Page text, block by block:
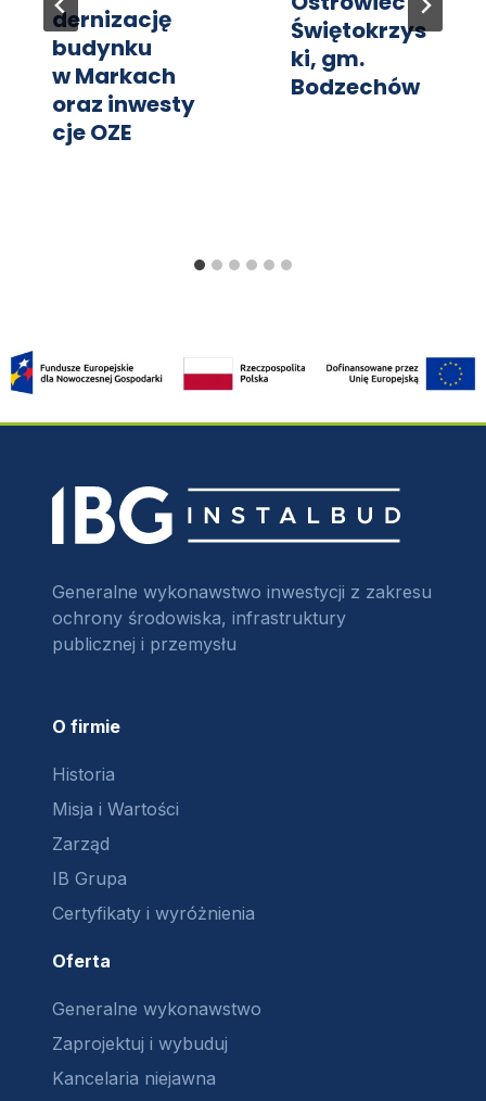
dernizację
budynku
w Markach
oraz inwesty
cje OZE
Świętokrzys
ki, gm.
Bodzechów
Generalne wykonawstwo inwestycji z zakresu
ochrony środowiska, infrastruktury
publicznej i przemysłu
O firmie
Historia
Misja i Wartości
Zarząd
IB Grupa
Certyfikaty i wyróżnienia
Oferta
Generalne wykonawstwo
Zaprojektuj i wybuduj
Kancelaria niejawna